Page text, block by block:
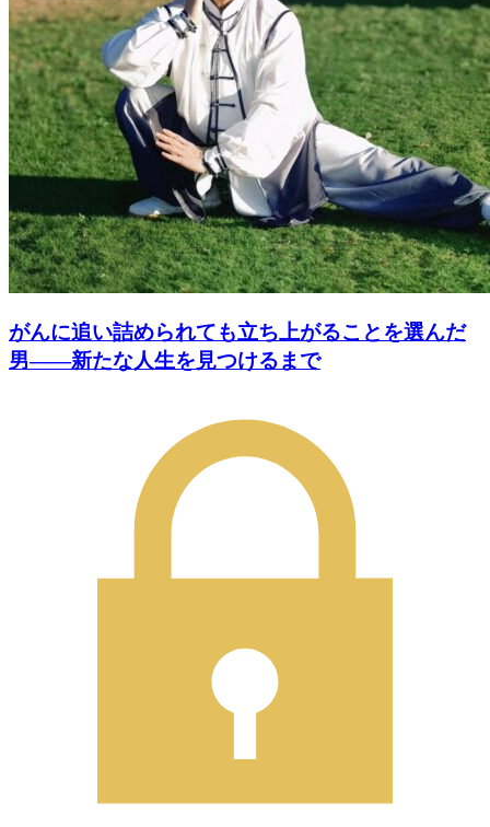
がんに追い詰められても立ち上がることを選んだ
男――新たな人生を見つけるまで